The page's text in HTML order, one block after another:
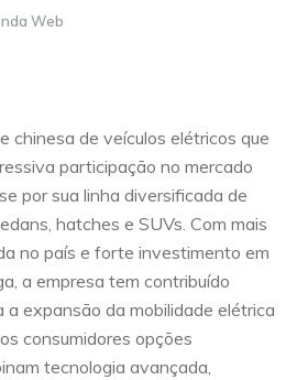
Web
chinesa de veículos elétricos que
participação no mercado
por sua linha diversificada de
hatches e SUVs. Com mais
no país e forte investimento em
a empresa tem contribuído
expansão da mobilidade elétrica
consumidores opções
tecnologia avançada,